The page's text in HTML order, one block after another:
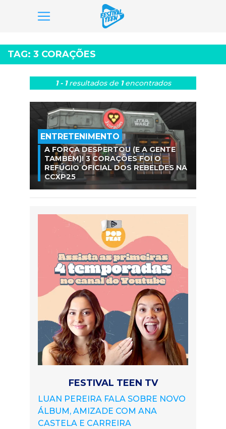
para
o
conteúdo
TAG: 3 CORAÇÕES
1 - 1resultados de 1encontrados
ENTRETENIMENTO
A FORÇA DESPERTOU (E A GENTE
TAMBÉM)! 3 CORAÇÕES FOI O
REFÚGIO OFICIAL DOS REBELDES NA
CCXP25
FESTIVAL TEEN TV
LUAN PEREIRA FALA SOBRE NOVO
ÁLBUM, AMIZADE COM ANA
CASTELA E CARREIRA